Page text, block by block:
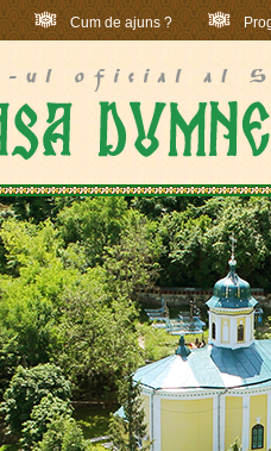
Cum de ajuns ?